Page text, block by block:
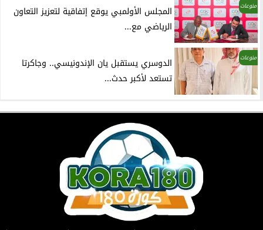
منوعات
المجلس الأولمبي يوقع إتفاقية لتعزيز التعاون
الرياضي مع...
منوعات
الدوسري يستقبل يان الإندونيسي.. وجاكرتا
تستعد لأكبر حدث...